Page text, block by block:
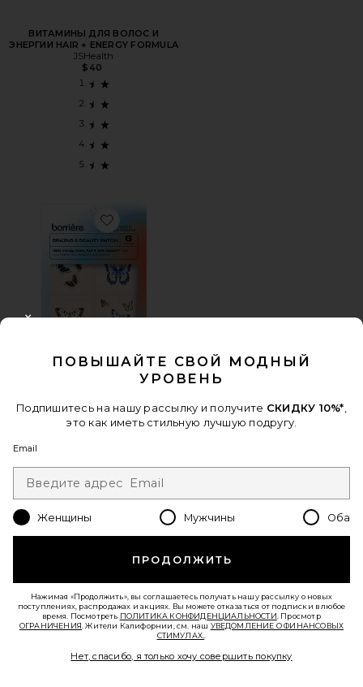
ВИТАМИНЫ ДЛЯ ВОЛОС И
ЭНЕРГИИ HAIR + ENERGY FORMULA
JSHealth
$40
Favorite ВИТАМИННЫЕ ПЛАСТЫРИ BRAINS & BEAUTY
ВИТАМИННЫЕ ПЛАСТЫРИ BRAINS
& BEAUTY PATCH
$18
ПОВЫШАЙТЕ СВОЙ МОДНЫЙ
УРОВЕНЬ
Подпишитесь на нашу рассылку и получите СКИДКУ 10%*
это как иметь стильную лучшую подругу.
Email
Женщины Мужчины Оба
ПРОДОЛЖИТЬ
Нажимая «Продолжить», вы соглашаетесь получать нашу рассылку о новых
поступлениях, распродажах и акциях. Вы можете отказаться от подписки в любое
время. Посмотреть ПОЛИТИКА КОНФИДЕНЦИАЛЬНОСТИ . Просмотр
ОГРАНИЧЕНИЯ . Жители Калифорнии, см. наш УВЕДОМЛЕНИЕ О ФИНАНСОВЫХ
СТИМУЛАХ.
Нет, спасибо, я только хочу совершить покупку